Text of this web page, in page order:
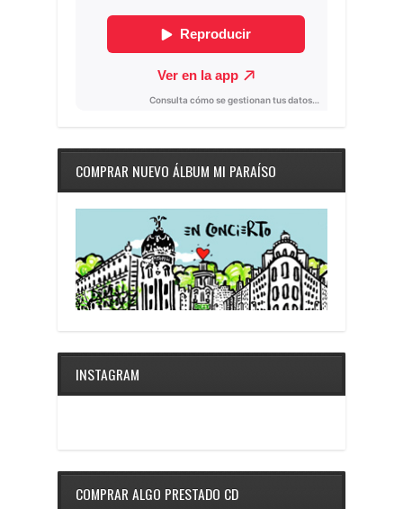
COMPRAR NUEVO ÁLBUM MI PARAÍSO
INSTAGRAM
COMPRAR ALGO PRESTADO CD